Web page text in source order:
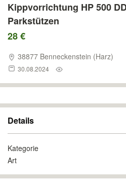
Kippvorrichtung HP 500
Parkstützen
28 €
38877 Benneckenstein (Harz)
30.08.2024
Details
Kategorie
Art